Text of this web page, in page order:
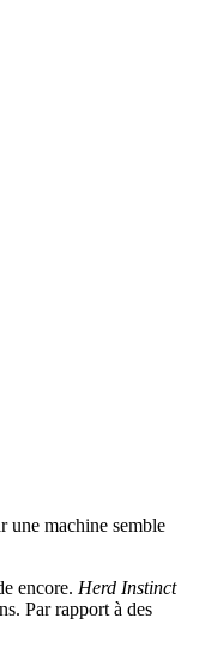
une machine semble
encore. Herd Instinct
Par rapport à des